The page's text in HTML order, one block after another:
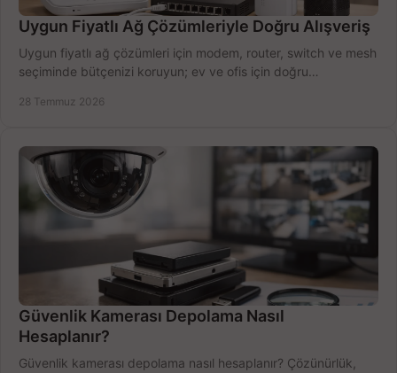
Uygun Fiyatlı Ağ Çözümleriyle Doğru Alışveriş
Uygun fiyatlı ağ çözümleri için modem, router, switch ve mesh
seçiminde bütçenizi koruyun; ev ve ofis için doğru
28 Temmuz 2026
Güvenlik Kamerası Depolama Nasıl
Hesaplanır?
Güvenlik kamerası depolama nasıl hesaplanır? Çözünürlük,